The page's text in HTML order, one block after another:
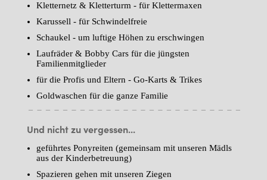
Kletternetz & Kletterturm - für Klettermaxen
Karussell - für Schwindelfreie
Schaukel - um luftige Höhen zu erschwingen
Laufräder & Bobby Cars für die jüngsten
Familienmitglieder
für die Profis und Eltern - Go-Karts & Trikes
Goldwaschen für die ganze Familie
Und nicht zu vergessen...
geführtes Ponyreiten (gemeinsam mit unseren Mädls
aus der Kinderbetreuung)
Spazieren gehen mit unseren Ziegen